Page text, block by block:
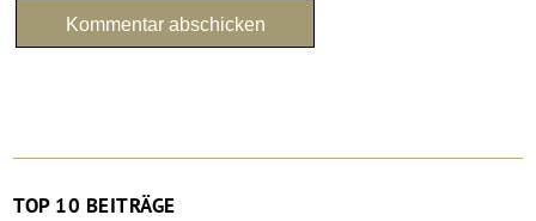
TOP 10 BEITRÄGE